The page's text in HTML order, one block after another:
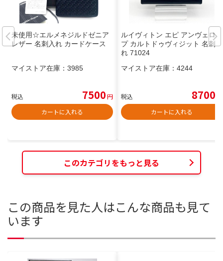
未使用☆エルメネジルドゼニア
レザー 名刺入れ カードケース
マイストア在庫： 3985
税込 7500円
カートに入れる
ルイヴィトン エピ アンヴェロッ
プ カルトドゥヴィジット 名刺入
れ 71024
マイストア在庫： 4244
税込 8700
カートに入れる
このカテゴリをもっと見る
この商品を見た人はこんな商品も見て
います